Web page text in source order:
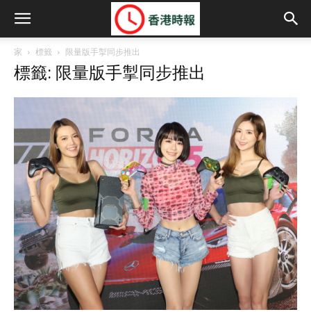
家 標籤 限量版手掣同步推出
標籤: 限量版手掣同步推出